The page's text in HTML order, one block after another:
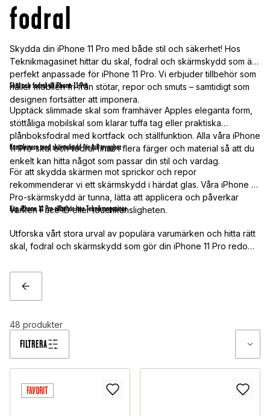
fodral
Skydda din iPhone 11 Pro med både stil och säkerhet! Hos
Teknikmagasinet hittar du skal, fodral och skärmskydd som är
perfekt anpassade för iPhone 11 Pro. Vi erbjuder tillbehör som
håller mobilen fri från stötar, repor och smuts – samtidigt som
designen fortsätter att imponera.
Skal och fodral till iPhone 11 Pro
Upptäck slimmade skal som framhäver Apples eleganta form,
stöttåliga mobilskal som klarar tuffa tag eller praktiska
plånboksfodral med kortfack och ställfunktion. Alla våra iPhone
11 Pro-skal och fodral finns i flera färger och material så att du
enkelt kan hitta något som passar din stil och vardag.
Komplettera med skärmskydd för full trygghet
För att skydda skärmen mot sprickor och repor
rekommenderar vi ett skärmskydd i härdat glas. Våra iPhone 11
Pro-skärmskydd är tunna, lätta att applicera och påverkar
varken Face ID eller touchkänsligheten.
Köp iPhone 11 Pro-tillbehör hos Teknikmagasinet
Utforska vårt stora urval av populära varumärken och hitta rätt
skal, fodral och skärmskydd som gör din iPhone 11 Pro redo
fraktalternativ – skydda din mobil med stil redan idag!
TILLBAKA
FILTRERA
48 produkter
FAVORIT